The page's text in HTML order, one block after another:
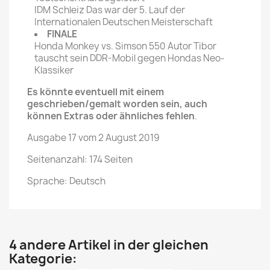
IDM Schleiz Das war der 5. Lauf der
Internationalen Deutschen Meisterschaft
FINALE
Honda Monkey vs. Simson 550 Autor Tibor
tauscht sein DDR-Mobil gegen Hondas Neo-
Klassiker
Es könnte eventuell mit einem
geschrieben/gemalt worden sein, auch
können Extras oder ähnliches fehlen.
Ausgabe 17 vom 2 August 2019
Seitenanzahl: 174 Seiten
Sprache: Deutsch
4 andere Artikel in der gleichen
Kategorie: